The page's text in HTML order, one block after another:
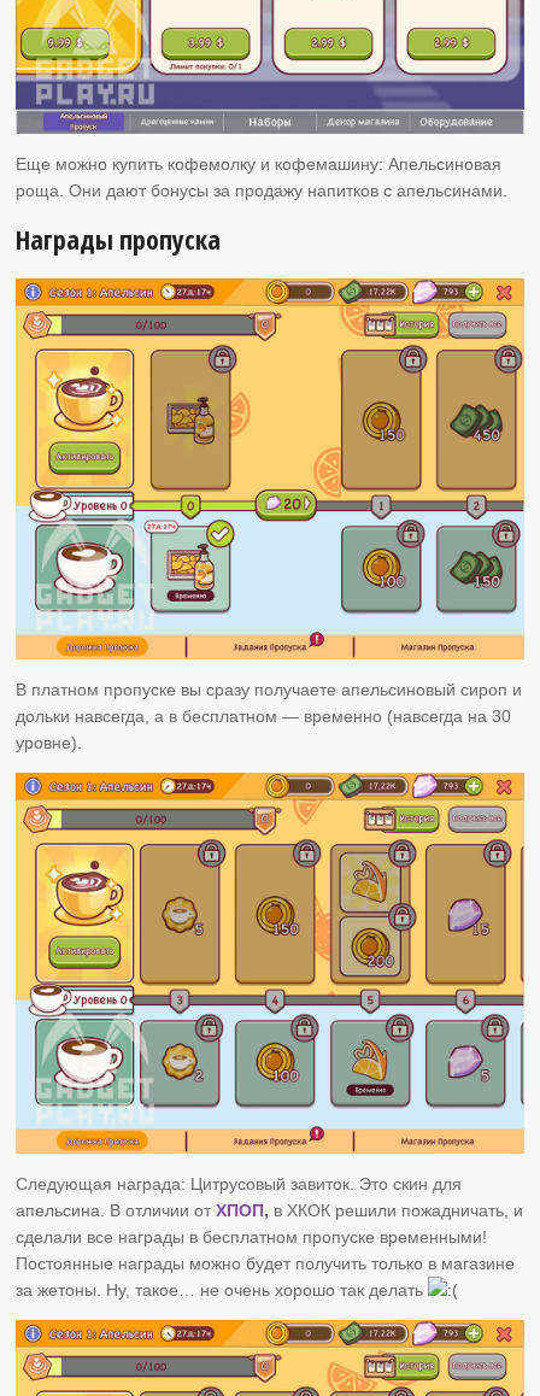
Еще можно купить кофемолку и кофемашину: Апельсиновая
роща. Они дают бонусы за продажу напитков с апельсинами.
Награды пропуска
В платном пропуске вы сразу получаете апельсиновый сироп и
дольки навсегда, а в бесплатном — временно (навсегда на 30
уровне).
Следующая награда: Цитрусовый завиток. Это скин для
апельсина. В отличии отХПОП, в ХКОК решили пожадничать, и
сделали все награды в бесплатном пропуске временными!
Постоянные награды можно будет получить только в магазине
за жетоны. Ну, такое… не очень хорошо так делать